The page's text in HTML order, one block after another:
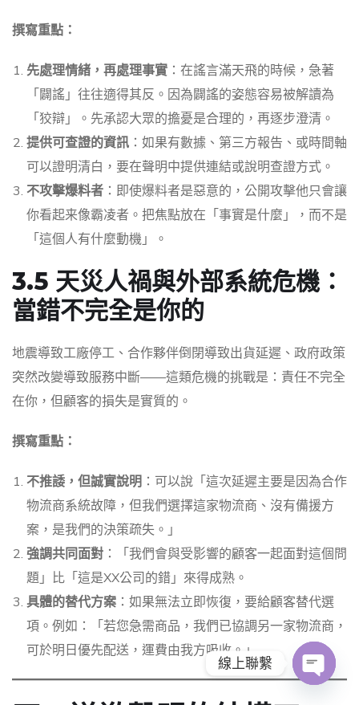
撰寫重點：
先處理情緒，再處理事實 ：在謠言滿天飛的時候，急著
「闢謠」往往適得其反。因為闢謠的姿態容易被解讀為
「狡辯」。先承認大眾的擔憂是合理的，再逐步澄清。
提供可查證的資訊 ：如果有數據、第三方報告、或時間軸
可以證明清白，要在聲明中提供連結或說明查證方式。
不攻擊爆料者 ：即使爆料者是惡意的，公開攻擊他只會讓
你看起来像霸凌者。把焦點放在「事實是什麼」，而不是
「這個人有什麼動機」。
3.5 天災人禍與外部系統危機：
當錯不完全是你的
地震導致工廠停工、合作夥伴倒閉導致出貨延遲、政府政策
突然改變導致服務中斷——這類危機的挑戰是：責任不完全
在你，但顧客的損失是實質的。
撰寫重點：
不推諉，但誠實說明 ：可以說「這次延遲主要是因為合作
物流商系統故障，但我們選擇這家物流商、沒有備援方
案，是我們的決策疏失。」
強調共同面對 ：「我們會與受影響的顧客一起面對這個問
題」比「這是XX公司的錯」來得成熟。
具體的替代方案 ：如果無法立即恢復，要給顧客替代選
項。例如：「若您急需商品，我們已協調另一家物流商，
可於明日優先配送，運費由我方吸收。」
線上聯繫